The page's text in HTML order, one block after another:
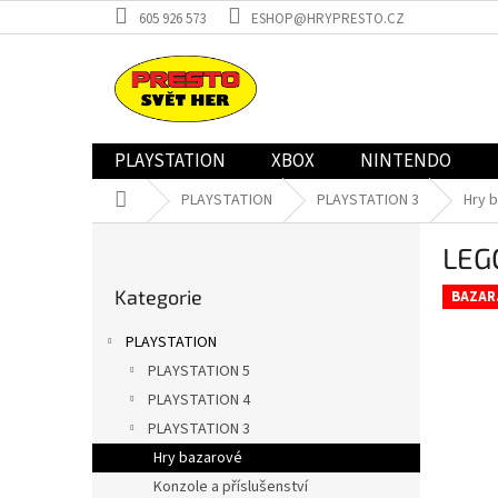
na
605 926 573 ESHOP@HRYPRESTO.CZ
PLAYSTATION XBOX NINTENDO
Domů PLAYSTATION PLAYSTATION 3 Hry
a
kategorie
Kategorie
PLAYSTATION
PLAYSTATION 5
PLAYSTATION 4
PLAYSTATION 3
Hry bazarové
Konzole a příslušenství
BAZAR.